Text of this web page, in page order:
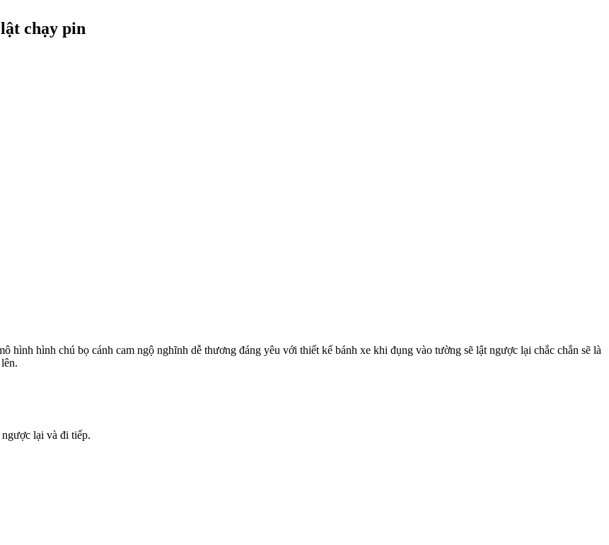
chạy pin
hình hình chú bọ cánh cam ngộ nghĩnh dễ thương đáng yêu với thiết kế bánh xe khi đụng vào tường sẽ lật ngược lại chắc chắn sẽ là
lại và đi tiếp.